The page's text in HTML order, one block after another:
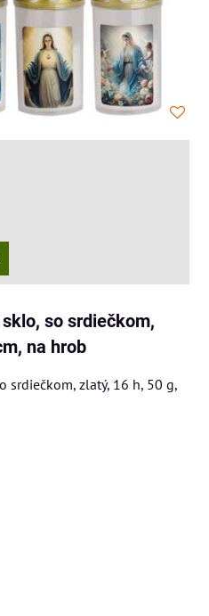
so srdiečkom,
na hrob
srdiečkom, zlatý, 16 h, 50 g,